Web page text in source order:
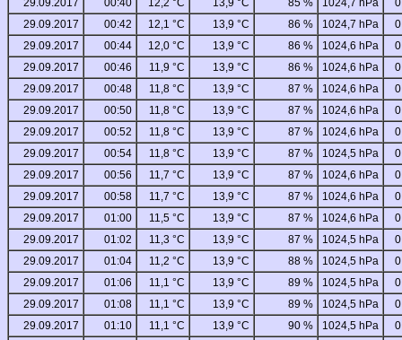
29.09.2017
00:40 12,2 °C 13,9 °C 85 % 1024,7 hPa
29.09.2017
00:42 12,1 °C 13,9 °C 86 % 1024,7 hPa
29.09.2017
00:44 12,0 °C 13,9 °C 86 % 1024,6 hPa
29.09.2017
00:46 11,9 °C 13,9 °C 86 % 1024,6 hPa
29.09.2017
00:48 11,8 °C 13,9 °C 87 % 1024,6 hPa
29.09.2017
00:50 11,8 °C 13,9 °C 87 % 1024,6 hPa
29.09.2017
00:52 11,8 °C 13,9 °C 87 % 1024,6 hPa
29.09.2017
00:54 11,8 °C 13,9 °C 87 % 1024,5 hPa
29.09.2017
00:56 11,7 °C 13,9 °C 87 % 1024,6 hPa
29.09.2017
00:58 11,7 °C 13,9 °C 87 % 1024,6 hPa
29.09.2017
01:00 11,5 °C 13,9 °C 87 % 1024,6 hPa
29.09.2017
01:02 11,3 °C 13,9 °C 87 % 1024,5 hPa
29.09.2017
01:04 11,2 °C 13,9 °C 88 % 1024,5 hPa
29.09.2017
01:06 11,1 °C 13,9 °C 89 % 1024,5 hPa
29.09.2017
01:08 11,1 °C 13,9 °C 89 % 1024,5 hPa
29.09.2017
01:10 11,1 °C 13,9 °C 90 % 1024,5 hPa